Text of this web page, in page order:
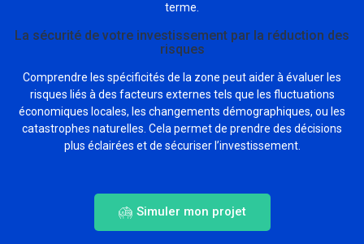
terme.
La sécurité de votre investissement par la réduction des
risques
Comprendre les spécificités de la zone peut aider à évaluer les
risques liés à des facteurs externes tels que les fluctuations
économiques locales, les changements démographiques, ou les
catastrophes naturelles. Cela permet de prendre des décisions
plus éclairées et de sécuriser l’investissement.
Simuler mon projet